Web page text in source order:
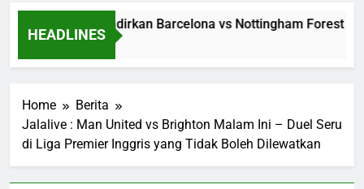
HEADLINES
Jalalive Menghadirkan Barcelona vs Nottingham Forest Club
5 Hours Ago
Home
Berita
Jalalive : Man United vs Brighton Malam Ini – Duel Seru
di Liga Premier Inggris yang Tidak Boleh Dilewatkan